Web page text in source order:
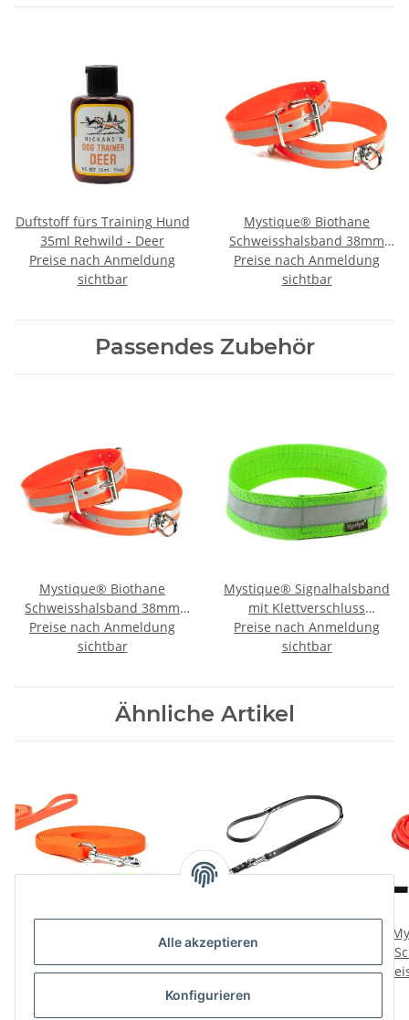
Alle akzeptieren
Konfigurieren
Duftstoff fürs Training Hund
35ml Rehwild - Deer
Preise nach Anmeldung
sichtbar
Mystique® Biothane
Schweisshalsband 38mm
reflex orange
Preise nach Anmeldung
sichtbar
Passendes Zubehör
Mystique® Biothane
Schweisshalsband 38mm
reflex orange
Preise nach Anmeldung
sichtbar
Mystique® Signalhalsband
mit Klettverschluss
Reflexhalsband 35cm neon
grün
Preise nach Anmeldung
sichtbar
Ähnliche Artikel
vernäht mit HS Standard
Preise nach Anmeldung
verstellbare Leine
Preise nach Anmeldung
sichtbar